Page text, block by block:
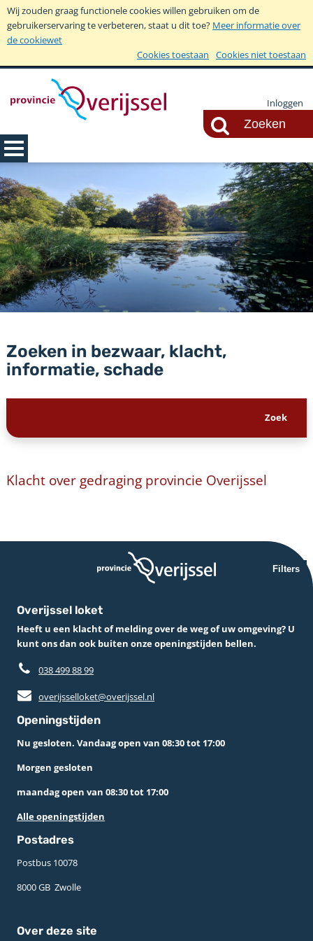
Wij zouden graag functionele cookies willen gebruiken om de
gebruikerservaring te verbeteren, staat u dit toe? Meer informatie over
de cookiewet
Cookies toestaan
Cookies niet toestaan
Inloggen
Zoeken in bezwaar, klacht,
informatie, schade
Klacht over gedraging provincie Overijssel
Filters
Overijssel loket
Heeft u een klacht of melding over de weg of uw omgeving? U
kunt ons dan ook buiten onze openingstijden bellen.
038 499 88 99
overijsselloket@overijssel.nl
Openingstijden
Nu gesloten. Vandaag open van 08:30 tot 17:00
Morgen gesloten
maandag open van 08:30 tot 17:00
Alle openingstijden
Postadres
Postbus 10078 ­
8000 GB ­ Zwolle
Over deze site